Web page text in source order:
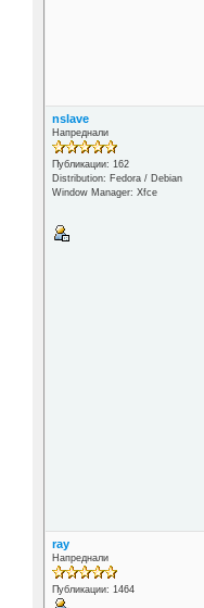
nslave
Напреднали
Публикации: 162
Distribution: Fedora / Debian
Window Manager: Xfce
ray
Напреднали
Публикации: 1464